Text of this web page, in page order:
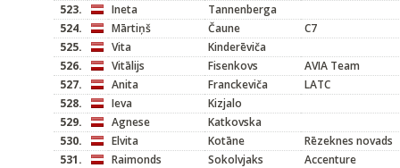
523.
Ineta
Tannenberga
524.
Mārtiņš Čaune
C7
525.
Vita
Kinderēviča
526.
Vitālijs Fisenkovs
AVIA Team
527.
Anita Franckeviča
LATC
528.
Ieva
Kizjalo
529.
Agnese
Katkovska
530.
Elvita Kotāne
Rēzeknes novads
531.
Raimonds Sokolvjaks
Accenture